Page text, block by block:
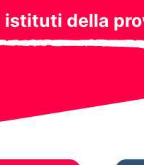
istituti della